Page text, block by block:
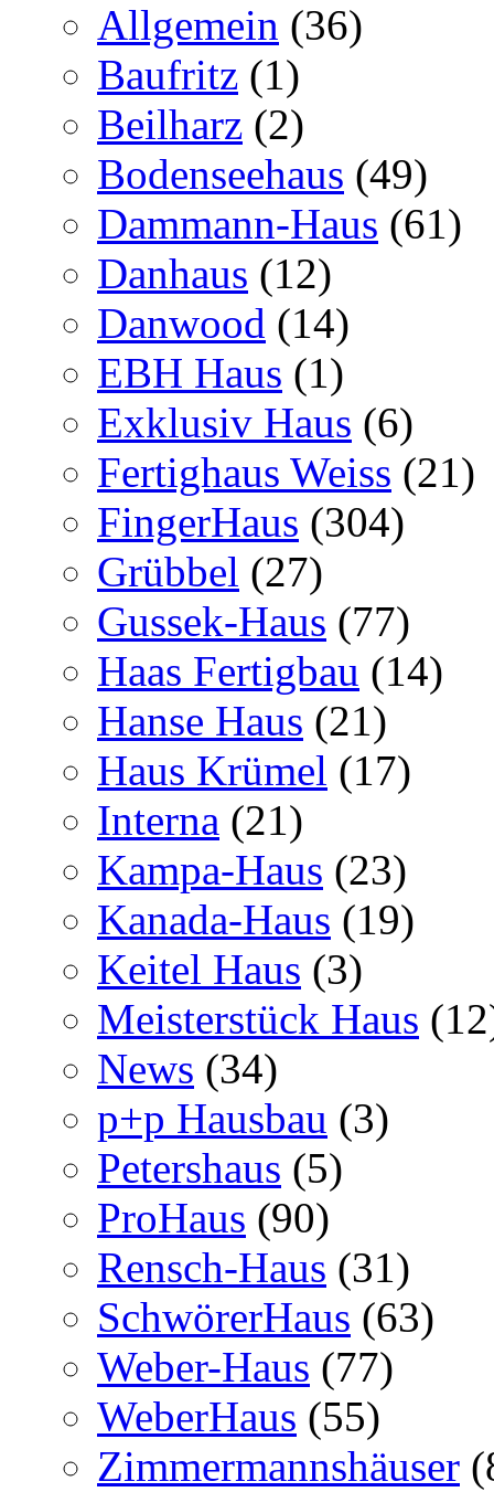
Allgemein (36)
Baufritz (1)
Beilharz (2)
Bodenseehaus (49)
Dammann-Haus (61)
Danhaus (12)
Danwood (14)
EBH Haus (1)
Exklusiv Haus (6)
Fertighaus Weiss (21)
FingerHaus (304)
Grübbel (27)
Gussek-Haus (77)
Haas Fertigbau (14)
Hanse Haus (21)
Haus Krümel (17)
Interna (21)
Kampa-Haus (23)
Kanada-Haus (19)
Keitel Haus (3)
Meisterstück Haus
News (34)
p+p Hausbau (3)
Petershaus (5)
ProHaus (90)
Rensch-Haus (31)
SchwörerHaus (63)
Weber-Haus (77)
WeberHaus (55)
Zimmermannshäuser